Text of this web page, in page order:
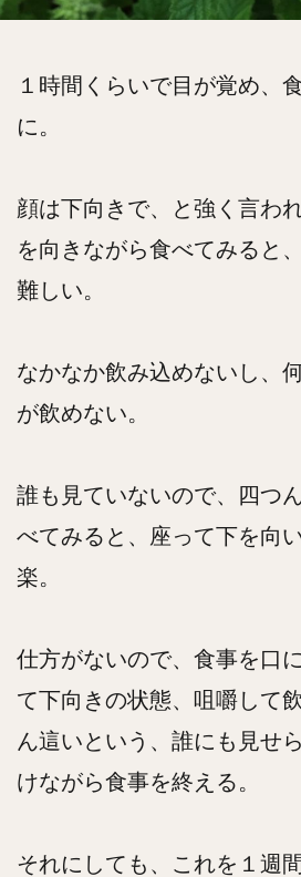
１時間くらいで目が覚め、
に。
顔は下向きで、と強く言わ
を向きながら食べてみると
難しい。
なかなか飲み込めないし、
が飲めない。
誰も見ていないので、四つ
べてみると、座って下を向
楽。
仕方がないので、食事を口
て下向きの状態、咀嚼して
ん這いという、誰にも見せ
けながら食事を終える。
それにしても、これを１週